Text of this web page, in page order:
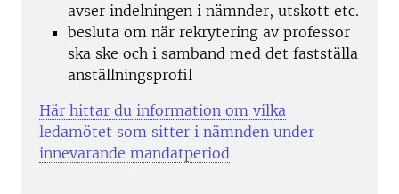
avser indelningen i nämnder, utskott etc.
besluta om när rekrytering av professor
ska ske och i samband med det fastställa
anställningsprofil
Här hittar du information om vilka
ledamötet som sitter i nämnden under
innevarande mandatperiod